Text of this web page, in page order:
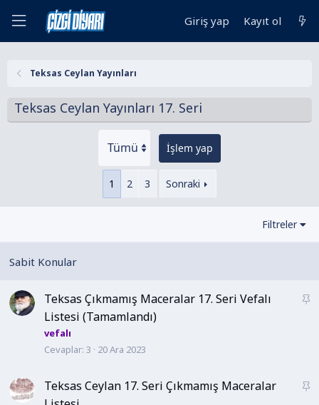
Giriş yap Kayıt ol
Teksas Ceylan Yayınları
Teksas Ceylan Yayınları 17. Seri
İşlem yap
1 2 3 Sonraki
Filtreler
S
Teksas Çıkmamış Maceralar 17. Seri Vefalı
Listesi (Tamamlandı)
vefalı
Cevaplar 3 20 Ara 2023
S
Teksas Ceylan 17. Seri Çıkmamış Maceralar